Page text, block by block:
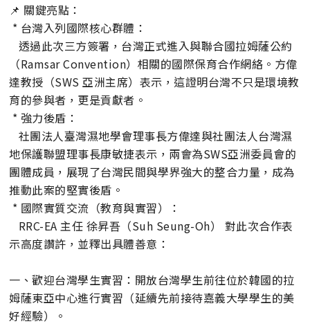
📌 關鍵亮點：
* 台灣入列國際核心群體：
透過此次三方簽署，台灣正式進入與聯合國拉姆薩公約
（Ramsar Convention）相關的國際保育合作網絡。方偉
達教授（SWS 亞洲主席）表示，這證明台灣不只是環境教
育的參與者，更是貢獻者。
* 強力後盾：
社團法人臺灣濕地學會理事長方偉達與社團法人台灣濕
地保護聯盟理事長康敏捷表示，兩會為SWS亞洲委員會的
團體成員，展現了台灣民間與學界強大的整合力量，成為
推動此案的堅實後盾。
* 國際實質交流（教育與實習）：
RRC-EA 主任 徐昇吾（Suh Seung-Oh） 對此次合作表
示高度讚許，並釋出具體善意：
一、歡迎台灣學生實習：開放台灣學生前往位於韓國的拉
姆薩東亞中心進行實習（延續先前接待嘉義大學學生的美
好經驗）。